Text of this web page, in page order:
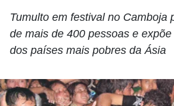
Tumulto em festival no Camboja
de mais de 400 pessoas e
dos países mais pobres da Ásia